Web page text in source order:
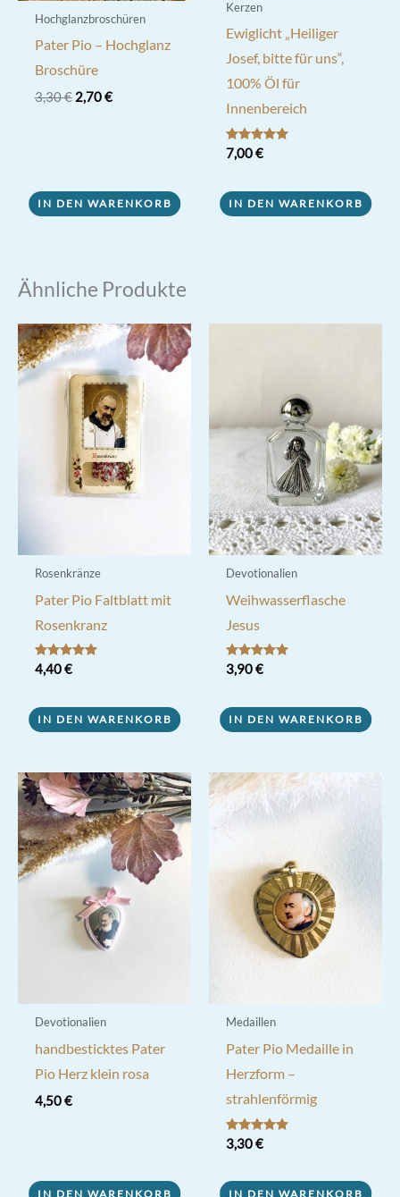
Hochglanzbroschüren
Pater Pio – Hochglanz
Broschüre
3,30€ Ursprünglicher
2,70€Aktueller
IN DEN WARENKORB
Kerzen
Ewiglicht „Heiliger
Josef, bitte für uns“,
100% Öl für
Innenbereich
Bewertet mit
5.00
7,00€
IN DEN WARENKORB
Ähnliche Produkte
Rosenkränze
Pater Pio Faltblatt mit
Rosenkranz
Bewertet mit
5.00
4,40€
IN DEN WARENKORB
Devotionalien
Weihwasserflasche
Jesus
Bewertet mit
5.00
3,90€
IN DEN WARENKORB
Devotionalien
handbesticktes Pater
Pio Herz klein rosa
4,50€
IN DEN WARENKORB
Medaillen
Pater Pio Medaille in
Herzform –
strahlenförmig
Bewertet mit
5.00
3,30€
IN DEN WARENKORB